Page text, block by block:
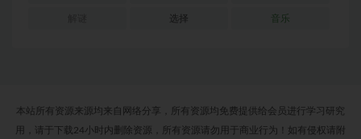
选择 音乐
本站所有资源来源均来自网络分享，所有资源均免费提供给会员进行学习研究
用，请于下载24小时内删除资源，所有资源请勿用于商业行为！如有侵权请附